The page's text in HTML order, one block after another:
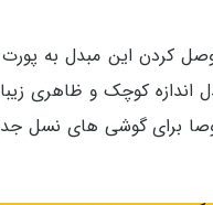
کوچک و ظاهری